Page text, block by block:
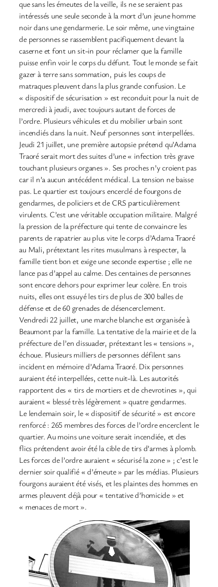
que sans les émeutes de la veille, ils ne se seraient pas
intéressés une seule seconde à la mort d’un jeune homme
noir dans une gendarmerie. Le soir même, une vingtaine
de personnes se rassemblent pacifiquement devant la
caserne et font un sit-in pour réclamer que la famille
puisse enfin voir le corps du défunt. Tout le monde se fait
gazer à terre sans sommation, puis les coups de
matraques pleuvent dans la plus grande confusion. Le
« dispositif de sécurisation » est reconduit pour la nuit de
mercredi à jeudi, avec toujours autant de forces de
l’ordre. Plusieurs véhicules et du mobilier urbain sont
incendiés dans la nuit. Neuf personnes sont interpellées.
Jeudi 21 juillet, une première autopsie prétend qu’Adama
Traoré serait mort des suites d’une « infection très grave
touchant plusieurs organes ». Ses proches n’y croient pas
car il n’a aucun antécédent médical. La tension ne baisse
pas. Le quartier est toujours encerclé de fourgons de
gendarmes, de policiers et de CRS particulièrement
virulents. C’est une véritable occupation militaire. Malgré
la pression de la préfecture qui tente de convaincre les
parents de rapatrier au plus vite le corps d’Adama Traoré
au Mali, prétextant les rites musulmans à respecter, la
famille tient bon et exige une seconde expertise ; elle ne
lance pas d’appel au calme. Des centaines de personnes
sont encore dehors pour exprimer leur colère. En trois
nuits, elles ont essuyé les tirs de plus de 300 balles de
défense et de 60 grenades de désencerclement.
Vendredi 22 juillet, une marche blanche est organisée à
Beaumont par la famille. La tentative de la mairie et de la
préfecture de l’en dissuader, prétextant les « tensions »,
échoue. Plusieurs milliers de personnes défilent sans
incident en mémoire d’Adama Traoré. Dix personnes
auraient été interpellées, cette nuit-là. Les autorités
rapportent des « tirs de mortiers et de chevrotines », qui
auraient « blessé très légèrement » quatre gendarmes.
Le lendemain soir, le « dispositif de sécurité » est encore
renforcé : 265 membres des forces de l’ordre encerclent le
quartier. Au moins une voiture serait incendiée, et des
flics prétendent avoir été la cible de tirs d’armes à plomb.
Les forces de l’ordre auraient « sécurisé la zone » ; c’est le
dernier soir qualifié « d’émeute » par les médias. Plusieurs
fourgons auraient été visés, et les plaintes des hommes en
armes pleuvent déjà pour « tentative d’homicide » et
« menaces de mort ».